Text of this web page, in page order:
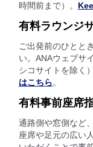
時間前まで）。
有料ラウンジ
ご出発前のひとと
い。ANAウェブサ
シコサイトを除く）
はこちら。
有料事前座席
通路側や窓側など
座席や足元の広い